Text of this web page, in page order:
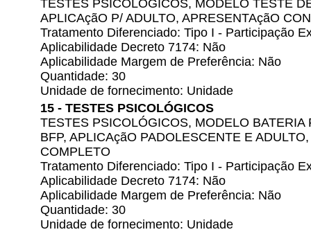
TESTES PSICOLÓGICOS, MODELO TESTE
APLICAçãO P/ ADULTO, APRESENTAçãO
Tratamento Diferenciado: Tipo I - Participação
Aplicabilidade Decreto 7174: Não
Aplicabilidade Margem de Preferência: Não
Quantidade: 30
Unidade de fornecimento: Unidade
15 - TESTES PSICOLÓGICOS
TESTES PSICOLÓGICOS, MODELO
BFP, APLICAçãO PADOLESCENTE E
COMPLETO
Tratamento Diferenciado: Tipo I - Participação
Aplicabilidade Decreto 7174: Não
Aplicabilidade Margem de Preferência: Não
Quantidade: 30
Unidade de fornecimento: Unidade